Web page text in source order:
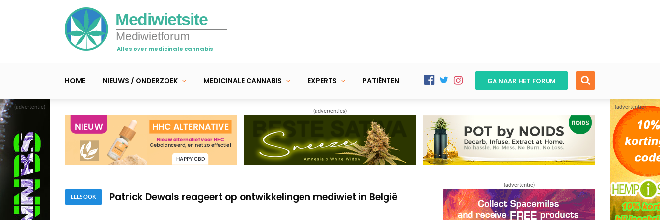
(advertentie) (advertentie)
Mediwietsite
Mediwietforum
Alles over medicinale cannabis
HOME NIEUWS / ONDERZOEK MEDICINALE CANNABIS EXPERTS PATIËNTEN GA NAAR HET FORUM
(advertenties)
LEES OOK
Mediwiet activist Ger de Zwaan overleden
Studie toont: ook terpenen in cannabis ontstekingsremmend
Mediwiet activist Ger de Zwaan overleden
(advertentie)